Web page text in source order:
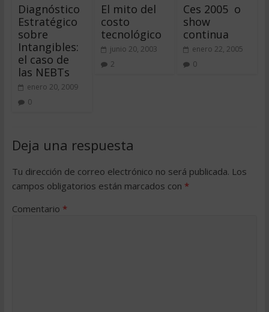
Diagnóstico
Estratégico
sobre
Intangibles:
el caso de
las NEBTs
enero 20, 2009
0
El mito del
costo
tecnológico
junio 20, 2003
2
Ces 2005  o
show
continua
enero 22, 2005
0
Deja una respuesta
Tu dirección de correo electrónico no será publicada. Los
campos obligatorios están marcados con *
Comentario *